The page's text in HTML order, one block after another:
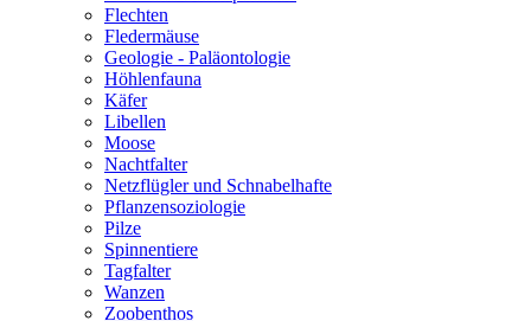
Flechten
Fledermäuse
Geologie - Paläontologie
Höhlenfauna
Käfer
Libellen
Moose
Nachtfalter
Netzflügler und Schnabelhafte
Pflanzensoziologie
Pilze
Spinnentiere
Tagfalter
Wanzen
Zoobenthos